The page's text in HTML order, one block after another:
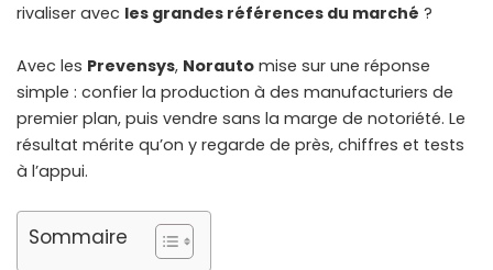
rivaliser avec les grandes références du marché ?
Avec les Prevensys, Norauto mise sur une réponse
simple : confier la production à des manufacturiers de
premier plan, puis vendre sans la marge de notoriété. Le
résultat mérite qu’on y regarde de près, chiffres et tests
à l’appui.
Sommaire